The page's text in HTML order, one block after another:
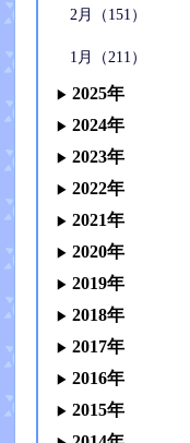
2月（151）
1月（211）
2025年
2024年
2023年
2022年
2021年
2020年
2019年
2018年
2017年
2016年
2015年